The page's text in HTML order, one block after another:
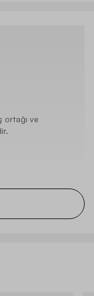
ortağı ve